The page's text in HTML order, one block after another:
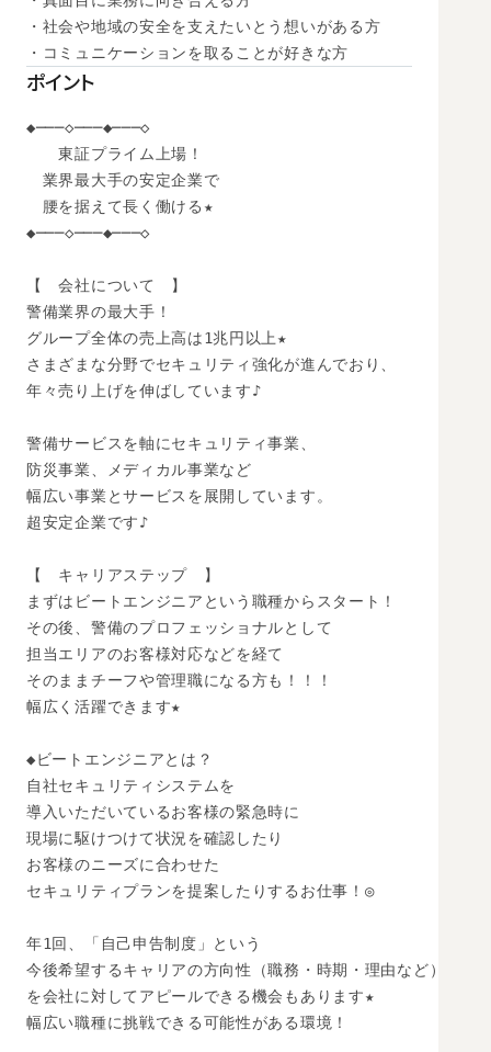
・社会や地域の安全を支えたいとう想いがある方
・コミュニケーションを取ることが好きな方
ポイント
◆───◇───◆───◇
東証プライム上場！
業界最大手の安定企業で
腰を据えて長く働ける★
◆───◇───◆───◇
【　会社について　】
警備業界の最大手！
グループ全体の売上高は1兆円以上★
さまざまな分野でセキュリティ強化が進んでおり、
年々売り上げを伸ばしています♪
警備サービスを軸にセキュリティ事業、
防災事業、メディカル事業など
幅広い事業とサービスを展開しています。
超安定企業です♪
【　キャリアステップ　】
まずはビートエンジニアという職種からスタート！
その後、警備のプロフェッショナルとして
担当エリアのお客様対応などを経て
そのままチーフや管理職になる方も！！！
幅広く活躍できます★
◆ビートエンジニアとは？
自社セキュリティシステムを
導入いただいているお客様の緊急時に
現場に駆けつけて状況を確認したり
お客様のニーズに合わせた
セキュリティプランを提案したりするお仕事！◎
年1回、「自己申告制度」という
今後希望するキャリアの方向性（職務・時期・理由など）
を会社に対してアピールできる機会もあります★
幅広い職種に挑戦できる可能性がある環境！